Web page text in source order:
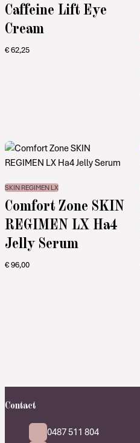
Caffeine Lift Eye
Cream
€62,25
SKIN REGIMEN LX
Comfort Zone SKIN
REGIMEN LX Ha4
Jelly Serum
€96,00
Contact
0487 511 804